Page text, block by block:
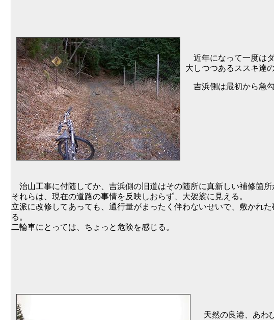
近年になって一度は
大しつつあるススキ達
吉浜側は最初から急
治山工事に付随してか、吉浜側の旧道はその随所に真新しい補修箇所
それらは、現在の道路の事情を反映しおらず、大袈裟に見える。
立派に改修してあっても、通行量がまったく伴わないせいで、敷かれ
る。
二輪車にとっては、ちょっと危険を感じる。
天然の良港、あわ